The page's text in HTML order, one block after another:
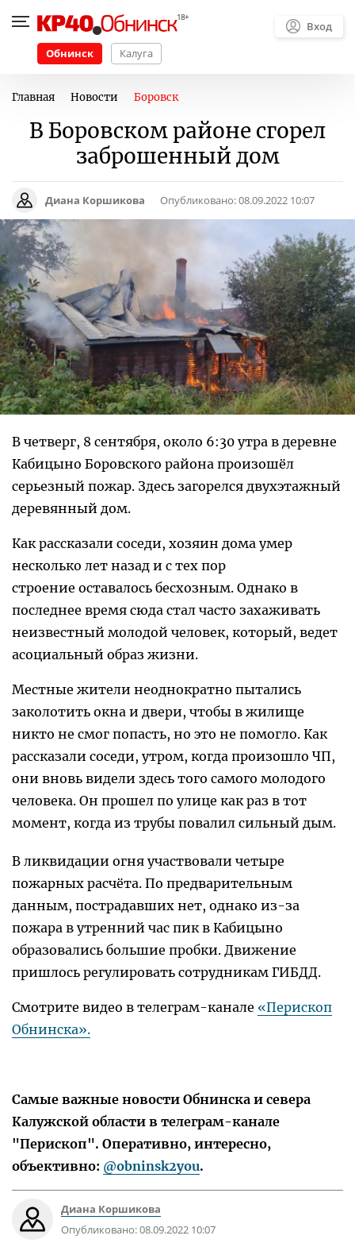
Обнинск Калуга
Вход
Главная Новости Боровск
В Боровском районе сгорел
заброшенный дом
Диана Коршикова Опубликовано:08.09.2022 10:07
В четверг, 8 сентября, около 6:30 утра в деревне
Кабицыно Боровского района произошёл
серьезный пожар. Здесь загорелся двухэтажный
деревянный дом.
Как рассказали соседи, хозяин дома умер
несколько лет назад и с тех пор
строение оставалось бесхозным. Однако в
последнее время сюда стал часто захаживать
неизвестный молодой человек, который, ведет
асоциальный образ жизни.
Местные жители неоднократно пытались
заколотить окна и двери, чтобы в жилище
никто не смог попасть, но это не помогло. Как
рассказали соседи, утром, когда произошло ЧП,
они вновь видели здесь того самого молодого
человека. Он прошел по улице как раз в тот
момент, когда из трубы повалил сильный дым.
В ликвидации огня участвовали четыре
пожарных расчёта. По предварительным
данным, пострадавших нет, однако из-за
пожара в утренний час пик в Кабицыно
образовались большие пробки. Движение
пришлось регулировать сотрудникам ГИБДД.
Смотрите видео в телеграм-канале «Перископ
Обнинска».
Самые важные новости Обнинска и севера
Калужской области в телеграм-канале
"Перископ". Оперативно, интересно,
объективно: @obninsk2you.
Диана Коршикова
Опубликовано:08.09.2022 10:07